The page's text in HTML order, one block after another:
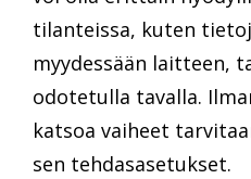
tilanteissa, kuten
myydessään laitteen,
odotetulla tavalla.
katsoa vaiheet
sen tehdasasetukset.